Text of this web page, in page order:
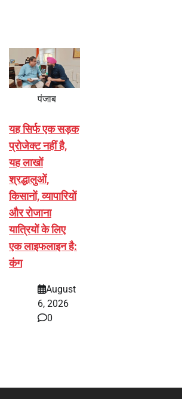
पंजाब
यह सिर्फ एक सड़क
प्रोजेक्ट नहीं है,
यह लाखों
श्रद्धालुओं,
किसानों, व्यापारियों
और रोजाना
यात्रियों के लिए
एक लाइफलाइन है:
कंग
August
6, 2026
0